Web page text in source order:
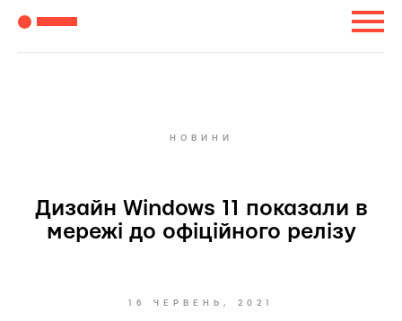
НОВИНИ
Дизайн Windows 11 показали в
мережі до офіційного релізу
16 ЧЕРВЕНЬ, 2021